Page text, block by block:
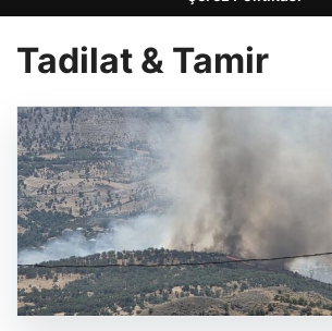
Tadilat & Tamir
Seferihisar
Teknik
Servisi